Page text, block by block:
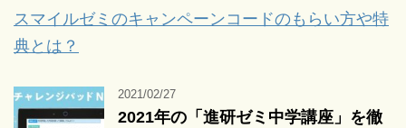
スマイルゼミのキャンペーンコードのもらい方や特
典とは？
2021/02/27
2021年の「進研ゼミ中学講座」を徹